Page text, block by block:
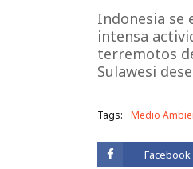
Indonesia se
intensa
terremotos
Sulawesi
Tags: Medio
Facebook